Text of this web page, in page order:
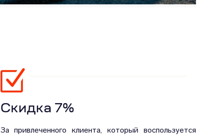
Скидка 7%
За привлеченного клиента, который воспользуется